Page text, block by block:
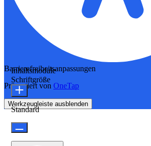
Barrierefreiheitsanpassungen
Präsentiert von OneTap
Werkzeugleiste ausblenden
Inhaltsmodule
Schriftgröße
Standard